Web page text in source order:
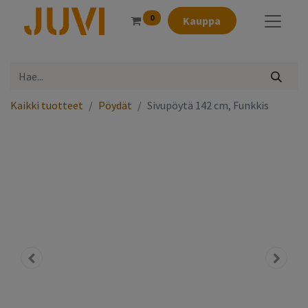
0 Kauppa
Kaikki tuotteet Pöydät Sivupöytä 142 cm, Funkkis